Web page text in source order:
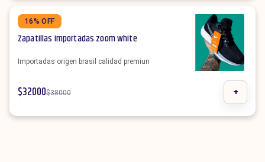
16% OFF
Zapatillas importadas zoom white
Importadas origen brasil calidad premiun
$32000$38000 +